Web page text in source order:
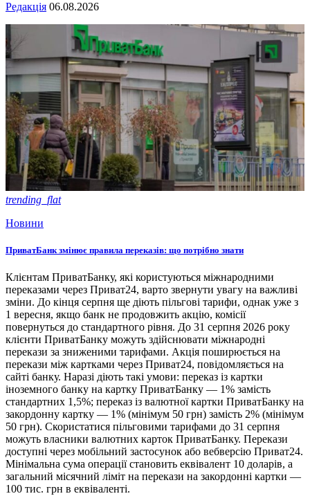
Редакція 06.08.2026
trending_flat
Новини
ПриватБанк змінює правила переказів: що потрібно знати
Клієнтам ПриватБанку, які користуються міжнародними
переказами через Приват24, варто звернути увагу на важливі
зміни. До кінця серпня ще діють пільгові тарифи, однак уже з
1 вересня, якщо банк не продовжить акцію, комісії
повернуться до стандартного рівня. До 31 серпня 2026 року
клієнти ПриватБанку можуть здійснювати міжнародні
перекази за зниженими тарифами. Акція поширюється на
перекази між картками через Приват24, повідомляється на
сайті банку. Наразі діють такі умови: переказ із картки
іноземного банку на картку ПриватБанку — 1% замість
стандартних 1,5%; переказ із валютної картки ПриватБанку на
закордонну картку — 1% (мінімум 50 грн) замість 2% (мінімум
50 грн). Скористатися пільговими тарифами до 31 серпня
можуть власники валютних карток ПриватБанку. Перекази
доступні через мобільний застосунок або вебверсію Приват24.
Мінімальна сума операції становить еквівалент 10 доларів, а
загальний місячний ліміт на перекази на закордонні картки —
100 тис. грн в еквіваленті.